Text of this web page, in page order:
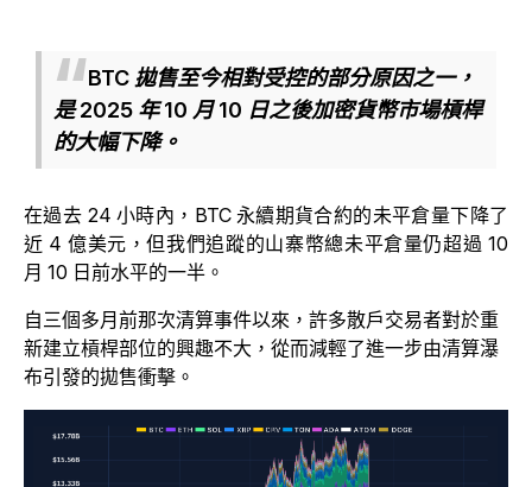
BTC 拋售至今相對受控的部分原因之一，
是 2025 年 10 月 10 日之後加密貨幣市場槓桿
的大幅下降。
在過去 24 小時內，BTC 永續期貨合約的未平倉量下降了
近 4 億美元，但我們追蹤的山寨幣總未平倉量仍超過 10
月 10 日前水平的一半。
自三個多月前那次清算事件以來，許多散戶交易者對於重
新建立槓桿部位的興趣不大，從而減輕了進一步由清算瀑
布引發的拋售衝擊。